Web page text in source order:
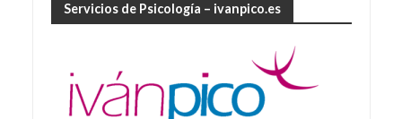
Servicios de Psicología – ivanpico.es